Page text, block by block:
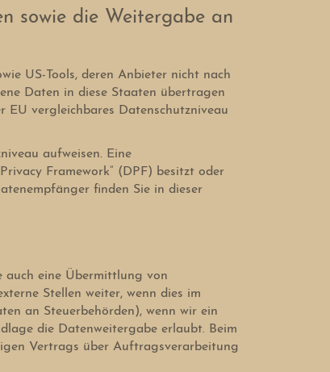
sowie die Weitergabe an
US-Tools, deren Anbieter nicht nach
Daten in diese Staaten übertragen
vergleichbares Datenschutzniveau
aufweisen. Eine
Framework“ (DPF) besitzt oder
finden Sie in dieser
auch eine Übermittlung von
Stellen weiter, wenn dies im
an Steuerbehörden), wenn wir ein
die Datenweitergabe erlaubt. Beim
Vertrags über Auftragsverarbeitung